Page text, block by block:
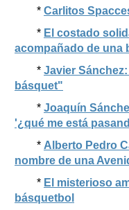
* Carlitos
* El costado
acompañado de una
* Javier
básquet"
* Joaquín
'¿qué me está
* Alberto Pedro
nombre de una
* El misterioso
básquetbol